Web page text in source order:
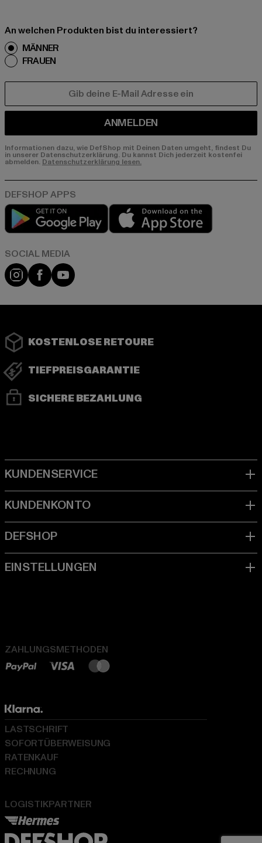
An welchen Produkten bist du interessiert?
MÄNNER
FRAUEN
ANMELDEN
Informationen dazu, wie DefShop mit Deinen Daten umgeht, findest Du
in unserer Datenschutzerklärung. Du kannst Dich jederzeit kostenfei
abmelden. Datenschutzerklärung lesen.
Play market
Instagram
FacebookYouTube
KOSTENLOSE RETOURE
TIEFPREISGARANTIE
SICHERE BEZAHLUNG
ZAHLUNGSMETHODEN
LOGISTIKPARTNER
LASTSCHRIFT
SOFORTÜBERWEISUNG
RATENKAUF
RECHNUNG